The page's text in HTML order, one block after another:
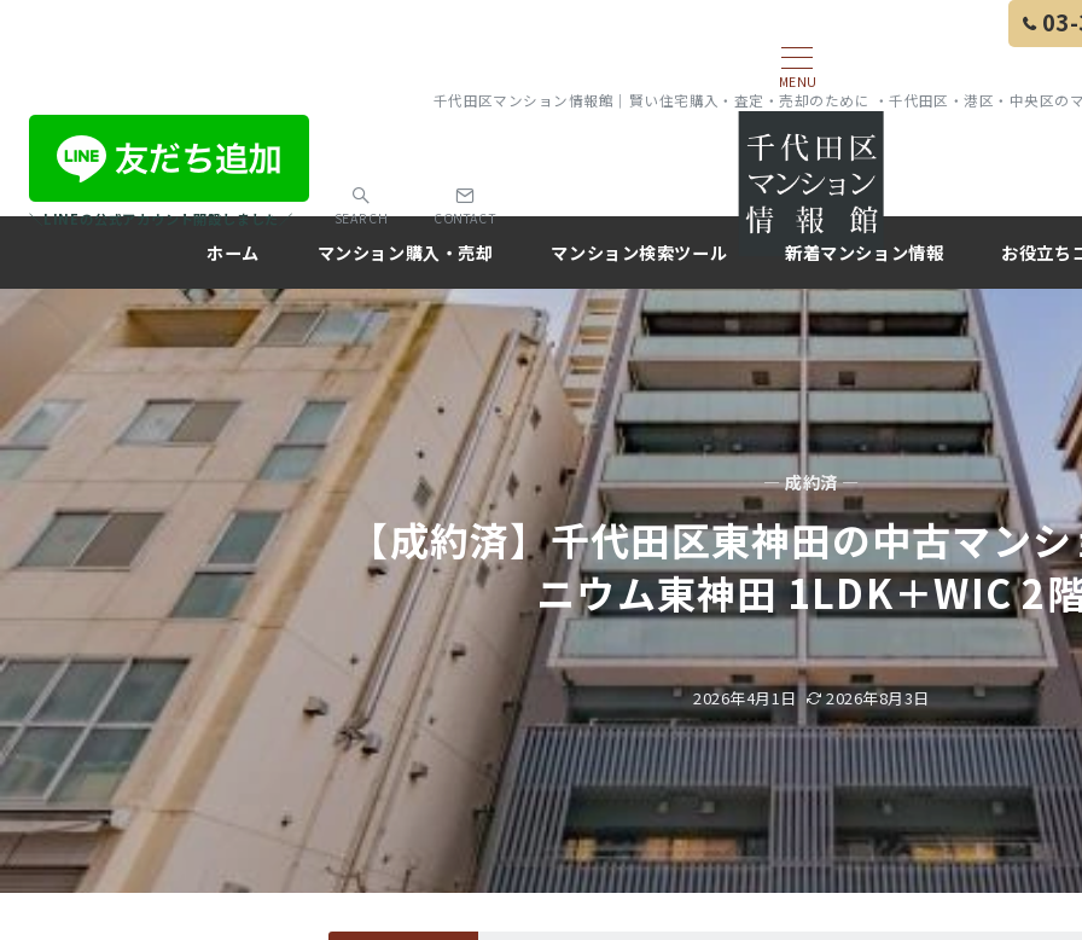
MENU
千代田区マンション情報館｜賢い住宅購入・査定・売却のために ・千代田区・港区・中央区の
＼LINEの公式アカウント開設しました／ SEARCH CONTACT
ホーム マンション購入・売却 マンション検索ツール 新着マンション情報 お役立ち
— 成約済 —
【成約済】千代田区東神田の中古マン
ニウム東神田 1LDK＋WIC 2
2026年4月1日 2026年8月3日